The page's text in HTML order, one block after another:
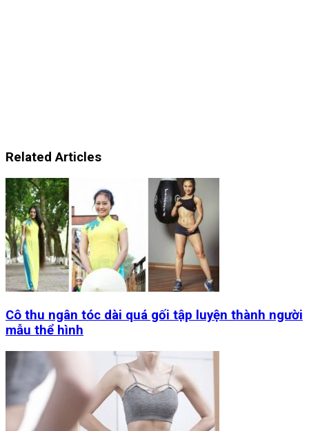
Related Articles
Cô thu ngân tóc dài quá gối tập luyện thành người
mẫu thể hình